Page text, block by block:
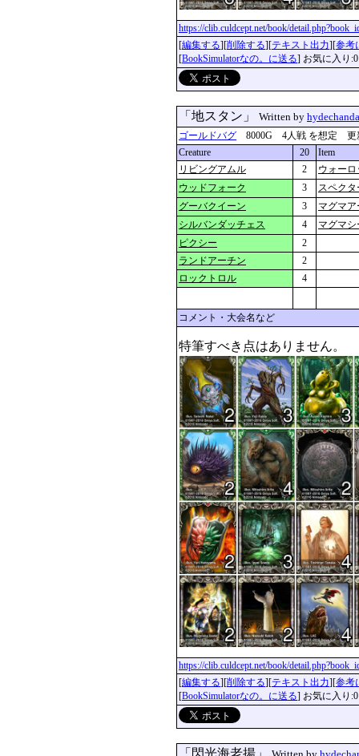
https://clib.culdcept.net/book/
[編集する][削除する][テキスト出力][参考
[BookSimulatorなの。に送る] お気に入り:0
「地スタン」 Written by
ゴールドバグ 8000G 4人戦 を想定 更新
Creature
20
Item
リビングアムル
2
ウォー
ウッドフォーク
3
スペク
グーバクイーン
3
マグマ
シルバンダッチェス
4
マグマ
ピクシー
2
ランドアーチン
2
ロックトロル
4
コメント・大会名など
特筆すべき点はありません。
https://clib.culdcept.net/book/
[編集する][削除する][テキスト出力][参考
[BookSimulatorなの。に送る] お気に入り:0
「閃光海老揚」